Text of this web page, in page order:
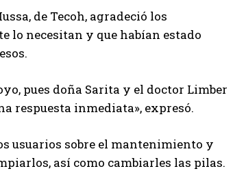
de Tecoh, agradeció los
lo necesitan y que habían estado
pues doña Sarita y el doctor Limber
respuesta inmediata», expresó.
usuarios sobre el mantenimiento y
así como cambiarles las pilas.